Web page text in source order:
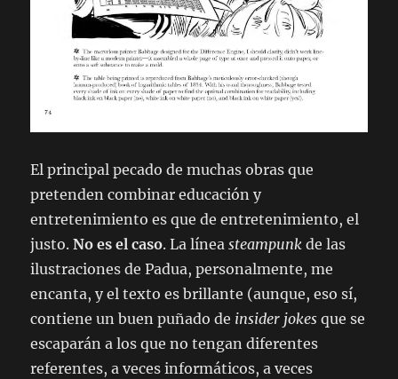
El principal pecado de muchas obras que
pretenden combinar educación y
entretenimiento es que de entretenimiento, el
justo.No es el caso. La líneasteampunk de las
ilustraciones de Padua, personalmente, me
encanta, y el texto es brillante (aunque, eso sí,
contiene un buen puñado de insider jokes que se
escaparán a los que no tengan diferentes
referentes, a veces informáticos, a veces